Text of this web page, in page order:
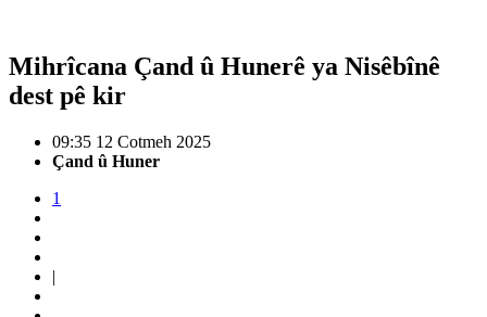
Mihrîcana Çand û Hunerê ya Nisêbînê
dest pê kir
09:35 12 Cotmeh 2025
Çand û Huner
1
|